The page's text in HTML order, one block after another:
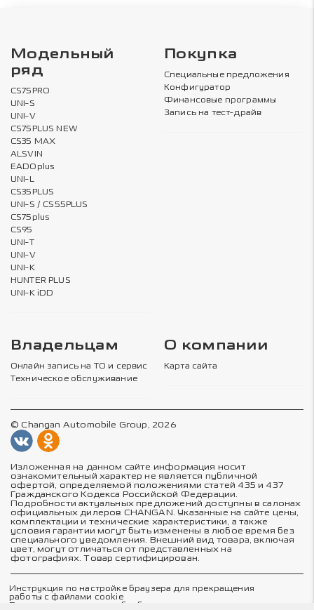
Модельный
ряд
CS75PRO
UNI-S
UNI-V
CS75PLUS NEW
CS35 MAX
ALSVIN
EADOplus
UNI-L
CS35PLUS
UNI-S / CS55PLUS
CS75plus
CS95
UNI-T
UNI-V
UNI-K
HUNTER PLUS
UNI-K iDD
Покупка
Специальные предложения
Конфигуратор
Финансовые программы
Запись на тест-драйв
Владельцам
Онлайн запись на ТО и сервис
Техническое обслуживание
О компании
Карта сайта
© Changan Automobile Group, 2026
Изложенная на данном сайте информация носит
ознакомительный характер не является публичной
офертой, определяемой положениями статей 435 и 437
Гражданского Кодекса Российской Федерации.
Подробности актуальных предложений доступны в салонах
официальных дилеров CHANGAN. Указанные на сайте цены,
комплектации и технические характеристики, а также
условия гарантии могут быть изменены в любое время без
специального уведомления. Внешний вид товара, включая
цвет, могут отличаться от представленных на
фотографиях. Товар сертифицирован.
Инструкция по настройке браузера для прекращения
работы с файлами cookie
Политика в отношении обработки персональных данных